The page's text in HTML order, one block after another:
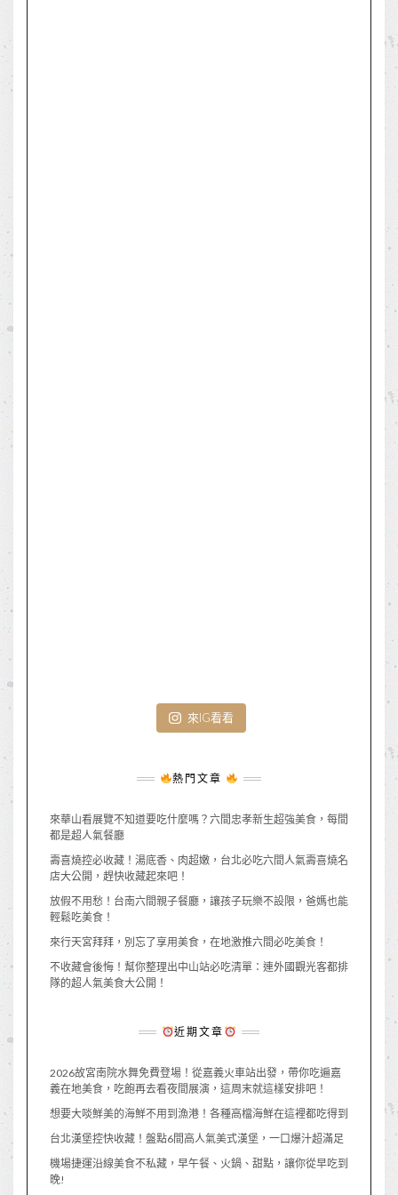
來IG看看
熱門文章
來華山看展覽不知道要吃什麼嗎？六間忠孝新生超強美食，每間
都是超人氣餐廳
壽喜燒控必收藏！湯底香、肉超嫩，台北必吃六間人氣壽喜燒名
店大公開，趕快收藏起來吧！
放假不用愁！台南六間親子餐廳，讓孩子玩樂不設限，爸媽也能
輕鬆吃美食！
來行天宮拜拜，別忘了享用美食，在地激推六間必吃美食！
不收藏會後悔！幫你整理出中山站必吃清單：連外國觀光客都排
隊的超人氣美食大公開！
近期文章
2026故宮南院水舞免費登場！從嘉義火車站出發，帶你吃遍嘉
義在地美食，吃飽再去看夜間展演，這周末就這樣安排吧！
想要大啖鮮美的海鮮不用到漁港！各種高檔海鮮在這裡都吃得到
台北漢堡控快收藏！盤點6間高人氣美式漢堡，一口爆汁超滿足
機場捷運沿線美食不私藏，早午餐、火鍋、甜點，讓你從早吃到
晚!